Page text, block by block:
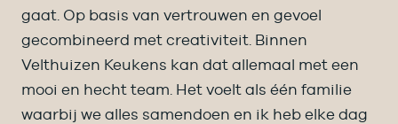
gaat. Op basis van vertrouwen en gevoel
gecombineerd met creativiteit. Binnen
Velthuizen Keukens kan dat allemaal met een
mooi en hecht team. Het voelt als één familie
waarbij we alles samendoen en ik heb elke dag